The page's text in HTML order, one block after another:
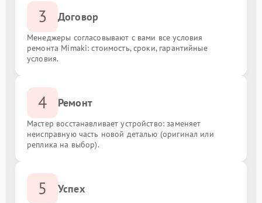
3 Договор
Менеджеры согласовывают с вами все условия
ремонта Mimaki: стоимость, сроки, гарантийные
условия.
4 Ремонт
Мастер восстанавливает устройство: заменяет
неисправную часть новой деталью (оригинал или
реплика на выбор).
5 Успех